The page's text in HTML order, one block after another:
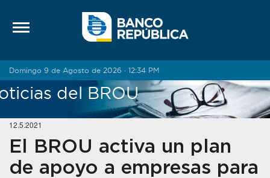
Domingo 9 de Agosto de 2026 · 12:34 PM
del BROU
12.5.2021
El BROU activa un plan
de apoyo a empresas para